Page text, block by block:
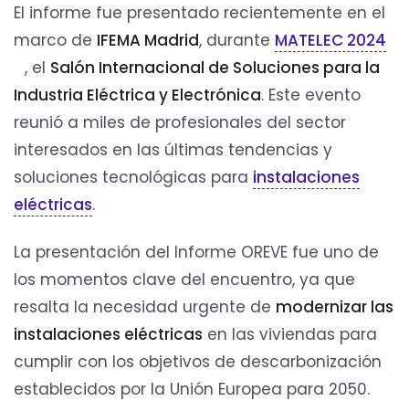
El informe fue presentado recientemente en el
marco de IFEMA Madrid, durante MATELEC 2024
, el Salón Internacional de Soluciones para la
Industria Eléctrica y Electrónica. Este evento
reunió a miles de profesionales del sector
interesados en las últimas tendencias y
soluciones tecnológicas para instalaciones
eléctricas.
La presentación del Informe OREVE fue uno de
los momentos clave del encuentro, ya que
resalta la necesidad urgente de modernizar las
instalaciones eléctricas en las viviendas para
cumplir con los objetivos de descarbonización
establecidos por la Unión Europea para 2050.